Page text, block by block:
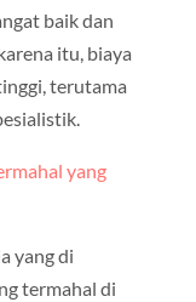
baik dan
itu, biaya
terutama
yang
yang di
termahal di